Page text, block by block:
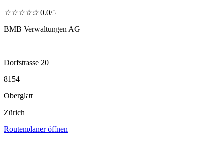
☆☆☆☆☆ 0.0/5
BMB Verwaltungen AG
Dorfstrasse 20
8154
Oberglatt
Zürich
Routenplaner öffnen